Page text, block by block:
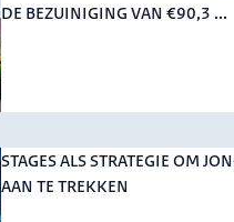
DE BEZUINIGING VAN €90,3 ...
STAGES ALS STRATEGIE OM
AAN TE TREKKEN